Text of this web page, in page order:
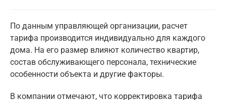
По данным управляющей организации, расчет
тарифа производится индивидуально для каждого
дома. На его размер влияют количество квартир,
состав обслуживающего персонала, технические
особенности объекта и другие факторы.
В компании отмечают, что корректировка тарифа